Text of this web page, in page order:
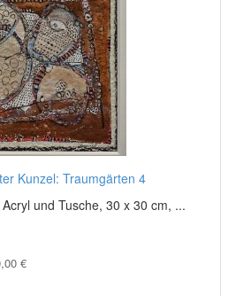
Kunzel: Traumgärten 4
und Tusche, 30 x 30 cm, ...
€